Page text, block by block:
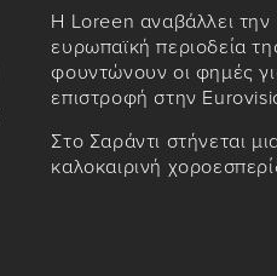
Η Loreen αναβάλλει την
ευρωπαϊκή περιοδεία
φουντώνουν οι φημές
επιστροφή στην
Στο Σαράντι στήνεται
καλοκαιρινή